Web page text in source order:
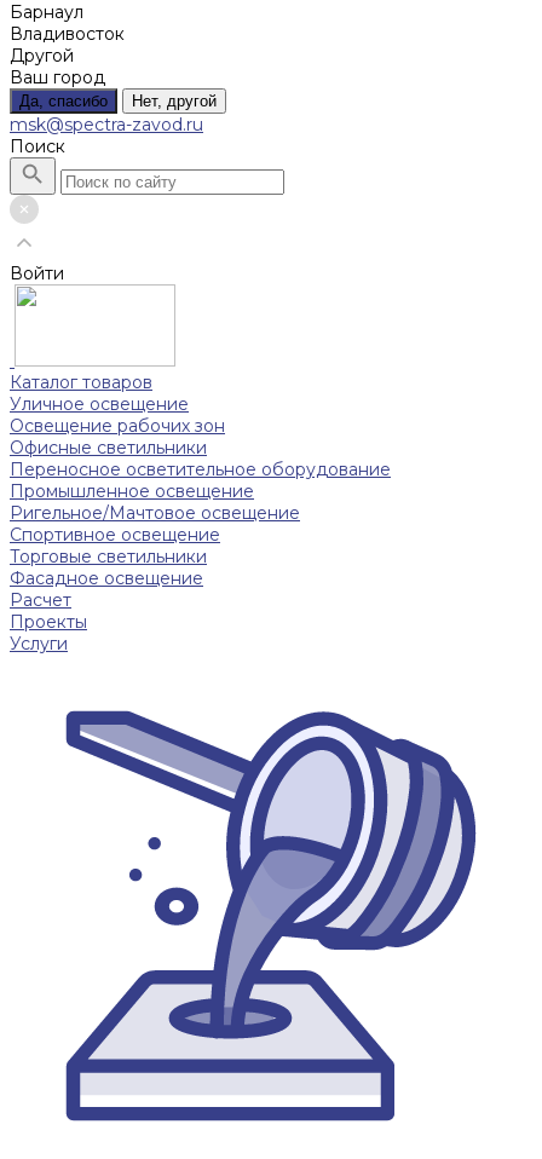
Барнаул
Владивосток
Другой
Ваш город
Да, спасибо Нет, другой
msk@spectra-zavod.ru
Поиск
Войти
Каталог товаров
Уличное освещение
Освещение рабочих зон
Офисные светильники
Переносное осветительное оборудование
Промышленное освещение
Ригельное/Мачтовое освещение
Спортивное освещение
Торговые светильники
Фасадное освещение
Расчет
Проекты
Услуги